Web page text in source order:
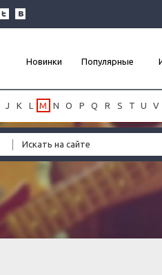
Новинки Популярные
J K L M N O P Q R S T U V